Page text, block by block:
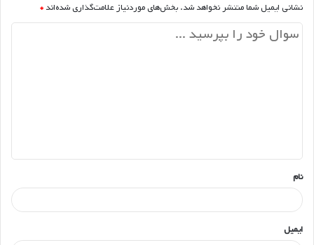
نشانی ایمیل شما منتشر نخواهد شد. بخش‌های موردنیاز علامت‌گذاری شده‌اند *
*
نام
ایمیل